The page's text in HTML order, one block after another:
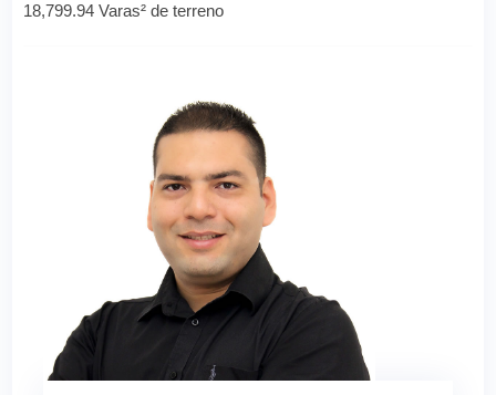
18,799.94 Varas² de terreno